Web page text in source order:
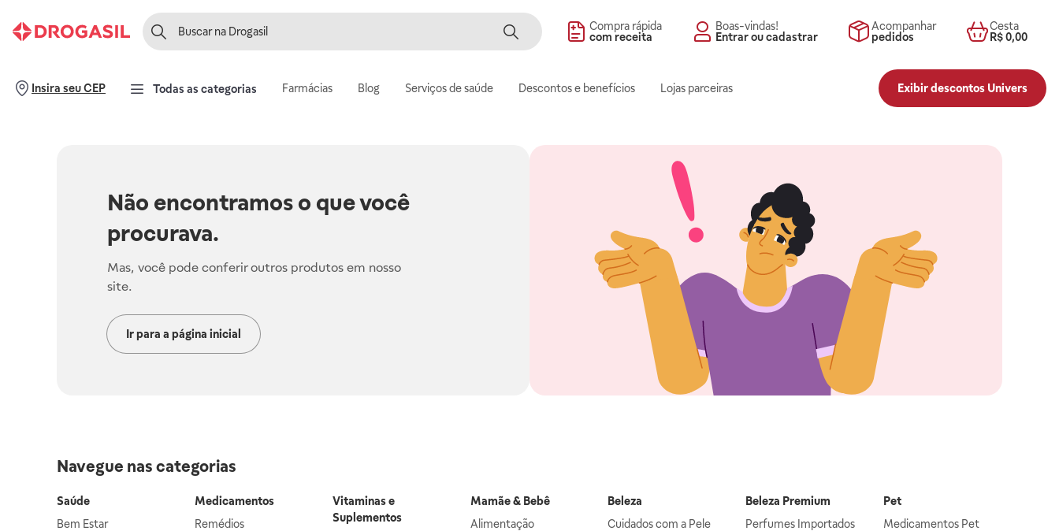
Compra rápida
com receita
Boas-vindas!
Entrar ou cadastrar
Acompanhar
pedidos
Cesta
R$ 0,00
Insira seu CEP Todas as categorias Farmácias Blog Serviços de saúde Descontos e benefícios Lojas parceiras Exibir descontos Univers
Não encontramos o que você
procurava.
Mas, você pode conferir outros produtos em nosso
site.
Ir para a página inicial
Navegue nas categorias
Saúde
Bem Estar
Medicamentos
Remédios
Vitaminas e
Suplementos
Mamãe & Bebê
Alimentação
Beleza
Cuidados com a Pele
Beleza Premium
Perfumes Importados
Pet
Medicamentos Pet